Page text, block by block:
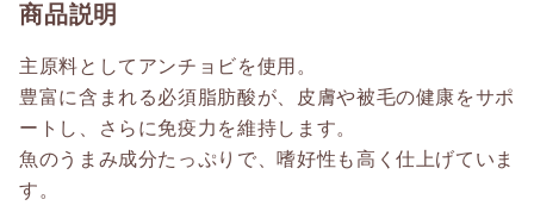
商品説明
主原料としてアンチョビを使用。
豊富に含まれる必須脂肪酸が、皮膚や被毛の健康をサポ
ートし、さらに免疫力を維持します。
魚のうまみ成分たっぷりで、嗜好性も高く仕上げていま
す。